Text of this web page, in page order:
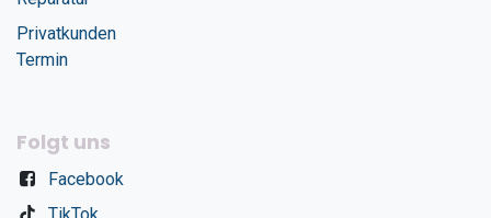
Privatkunden
Termin
Folgt uns
Facebook